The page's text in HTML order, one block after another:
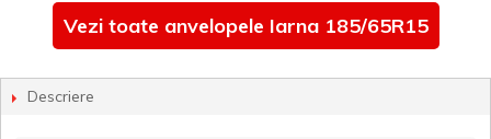
Vezi toate anvelopele Iarna 185/65R15
Descriere